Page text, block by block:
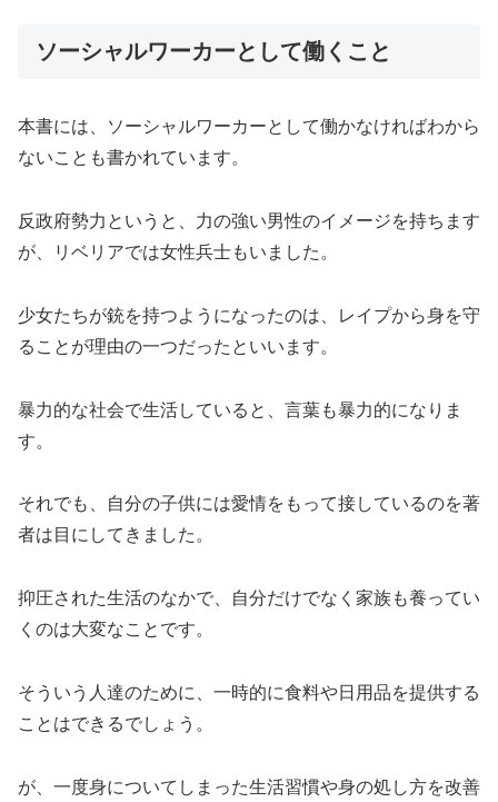
ソーシャルワーカーとして働くこと
本書には、ソーシャルワーカーとして働かなければわから
ないことも書かれています。
反政府勢力というと、力の強い男性のイメージを持ちます
が、リベリアでは女性兵士もいました。
少女たちが銃を持つようになったのは、レイプから身を守
ることが理由の一つだったといいます。
暴力的な社会で生活していると、言葉も暴力的になりま
す。
それでも、自分の子供には愛情をもって接しているのを著
者は目にしてきました。
抑圧された生活のなかで、自分だけでなく家族も養ってい
くのは大変なことです。
そういう人達のために、一時的に食料や日用品を提供する
ことはできるでしょう。
が、一度身についてしまった生活習慣や身の処し方を改善